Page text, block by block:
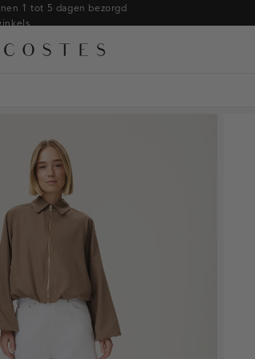
1 tot 5 dagen bezorgd
| Wero, Riverty, Apple pay & creditcard